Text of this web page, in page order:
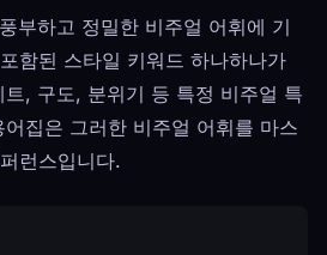
부하고 정밀한 비주얼 어휘에 기
함된 스타일 키워드 하나하나가
, 구도, 분위기 등 특정 비주얼 특
집은 그러한 비주얼 어휘를 마스
런스입니다.